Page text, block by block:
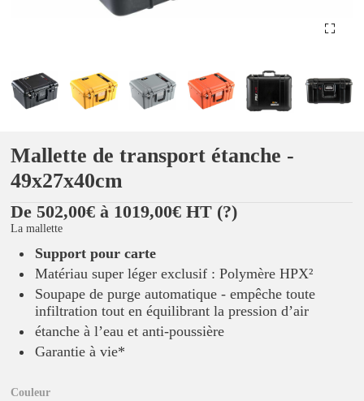
Mallette de transport étanche -
49x27x40cm
De 502,00€ à 1019,00€ HT (?)
La mallette
Support pour carte
Matériau super léger exclusif : Polymère HPX²
Soupape de purge automatique - empêche toute
infiltration tout en équilibrant la pression d’air
étanche à l’eau et anti-poussière
Garantie à vie*
Couleur